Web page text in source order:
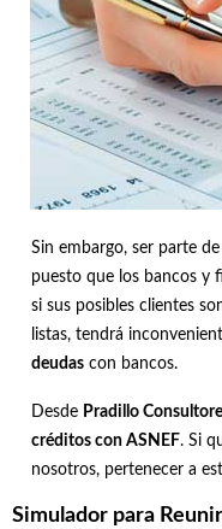
Sin embargo, ser parte
puesto que los bancos y
si sus posibles clientes
listas, tendrá
deudas con bancos.
Desde Pradillo
créditos con ASNEF. Si
nosotros, pertenecer a
Simulador para